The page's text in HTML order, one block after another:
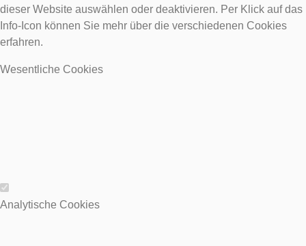
dieser Website auswählen oder deaktivieren. Per Klick auf das
Info-Icon können Sie mehr über die verschiedenen Cookies
erfahren.
Wesentliche Cookies
Wesentliche Cookies
Analytische Cookies